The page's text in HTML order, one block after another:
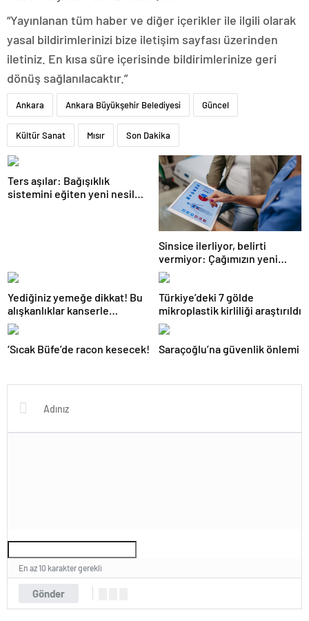
“Yayınlanan tüm haber ve diğer içerikler ile ilgili olarak
yasal bildirimlerinizi bize iletişim sayfası üzerinden
iletiniz. En kısa süre içerisinde bildirimlerinize geri
dönüş sağlanılacaktır.”
Ankara Ankara Büyükşehir Belediyesi Güncel
Kültür Sanat Mısır Son Dakika
Ters aşılar: Bağışıklık
sistemini eğiten yeni nesil
Sinsice ilerliyor, belirti
vermiyor: Çağımızın yeni
hastalığı!
Yediğiniz yemeğe dikkat! Bu
alışkanlıklar kanserle
bağlantılı
Türkiye’deki 7 gölde
mikroplastik kirliliği araştırıldı
‘Sıcak Büfe’de racon kesecek! Saraçoğlu’na güvenlik önlemi
Gönder
En az 10 karakter gerekli